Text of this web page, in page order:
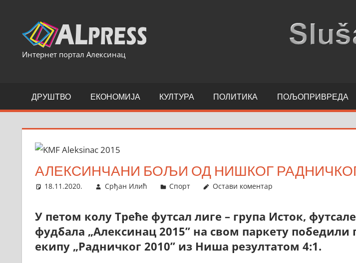
content
Интернет портал Алексинац
ДРУШТВО ЕКОНОМИЈА КУЛТУРА ПОЛИТИКА ПОЉОПРИВРЕДА
АЛЕКСИНЧАНИ БОЉИ ОД НИШКОГ
18.11.2020. Срђан Илић Спорт Остави коментар
У петом колу Треће футсал лиге – група Исток,
фудбала „Алексинац 2015” на свом паркету
екипу „Радничког 2010” из Ниша резултатом 4:1.